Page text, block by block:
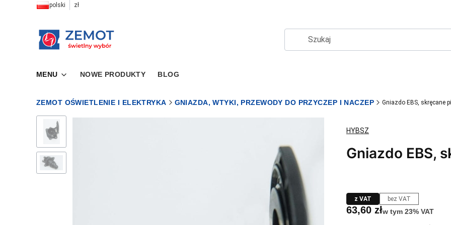
polski zł
MENU NOWE PRODUKTY BLOG
ZEMOT OŚWIETLENIE I ELEKTRYKA GNIAZDA, WTYKI, PRZEWODY DO PRZYCZEP I NACZEP Gniazdo EBS, skręcane
HYBSZ
Gniazdo EBS,
z VAT bez VAT
Cena
63,60 złw tym 23% VAT
w tym 23% VAT